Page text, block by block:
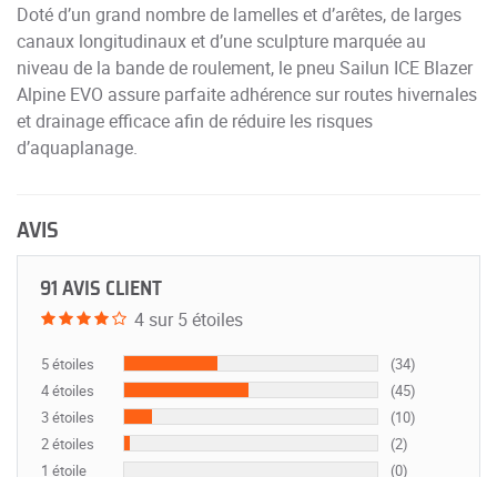
Doté d’un grand nombre de lamelles et d’arêtes, de larges
canaux longitudinaux et d’une sculpture marquée au
niveau de la bande de roulement, le pneu Sailun ICE Blazer
Alpine EVO assure parfaite adhérence sur routes hivernales
et drainage efficace afin de réduire les risques
d’aquaplanage.
AVIS
91 AVIS CLIENT
4 sur 5 étoiles
5 étoiles
(34)
4 étoiles
(45)
3 étoiles
(10)
2 étoiles
(2)
1 étoile
(0)